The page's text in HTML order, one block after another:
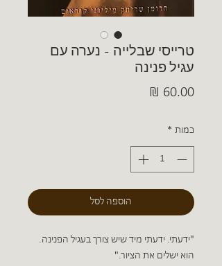
טרייסי שבלייה - נערה עם
עגיל פנינה
כמות *
הוספה לסל
"ידעתי. ידעתי מיד שיש צורך בעגיל הפנינה.
הוא ישלים את הציור."